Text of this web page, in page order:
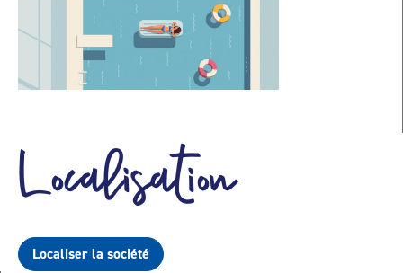
Localisation
Localiser la société